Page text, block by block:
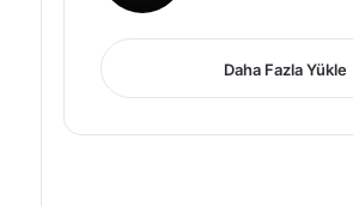
Daha Fazla Yükle